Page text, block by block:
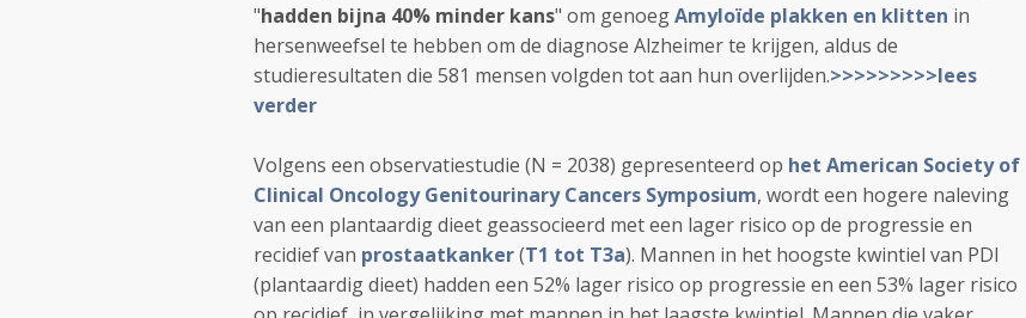
"hadden bijna 40% minder kans" om genoegAmyloïde plakken en klitten in
hersenweefsel te hebben om de diagnose Alzheimer te krijgen, aldus de
studieresultaten die 581 mensen volgden tot aan hun overlijden.>>>>>>>>>lees
verder
Volgens een observatiestudie (N = 2038) gepresenteerd op het American Society of
Clinical Oncology Genitourinary Cancers Symposium, wordt een hogere naleving
van een plantaardig dieet geassocieerd met een lager risico op de progressie en
recidief van prostaatkanker(T1 tot T3a). Mannen in het hoogste kwintiel van PDI
(plantaardig dieet) hadden een 52% lager risico op progressie en een 53% lager risico